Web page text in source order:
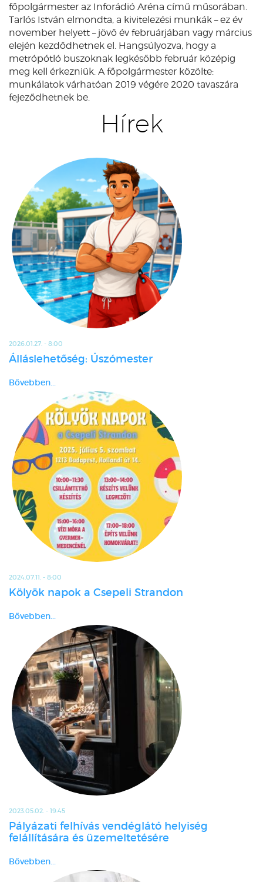
főpolgármester az Inforádió Aréna című műsorában.
Tarlós István elmondta, a kivitelezési munkák – ez év
november helyett – jövő év februárjában vagy március
elején kezdődhetnek el. Hangsúlyozva, hogy a
metrópótló buszoknak legkésőbb február középig
meg kell érkezniük. A főpolgármester közölte:
munkálatok várhatóan 2019 végére 2020 tavaszára
fejeződhetnek be.
Hírek
2026.01.27. - 8:00
Álláslehetőség: Úszómester
Bővebben...
2024.07.11. - 8:00
Kölyök napok a Csepeli Strandon
Bővebben...
2023.05.02. - 19:45
Pályázati felhívás vendéglátó helyiség
felállítására és üzemeltetésére
Bővebben...